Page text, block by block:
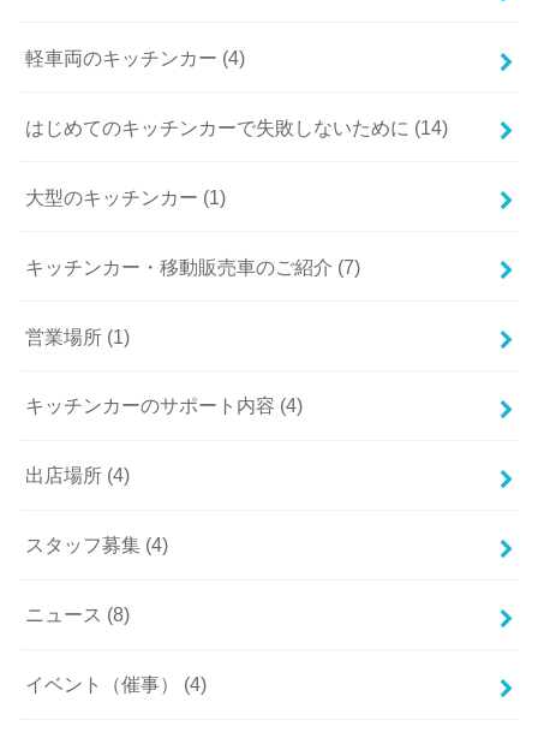
軽車両のキッチンカー (4)
はじめてのキッチンカーで失敗しないために (14)
大型のキッチンカー (1)
キッチンカー・移動販売車のご紹介 (7)
営業場所 (1)
キッチンカーのサポート内容 (4)
出店場所 (4)
スタッフ募集 (4)
ニュース (8)
イベント（催事） (4)